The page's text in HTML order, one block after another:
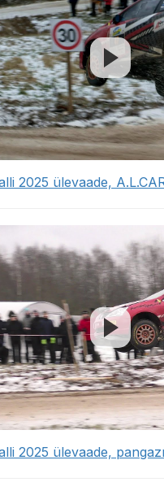
2025 ülevaade,
2025 ülevaade,